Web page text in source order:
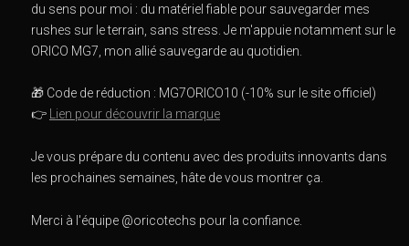
du sens pour moi : du matériel fiable pour sauvegarder mes
rushes sur le terrain, sans stress. Je m'appuie notamment sur le
ORICO MG7, mon allié sauvegarde au quotidien.
🎁 Code de réduction : MG7ORICO10 (-10% sur le site officiel)
👉 Lien pour découvrir la marque
Je vous prépare du contenu avec des produits innovants dans
les prochaines semaines, hâte de vous montrer ça.
Merci à l'équipe @oricotechs pour la confiance.